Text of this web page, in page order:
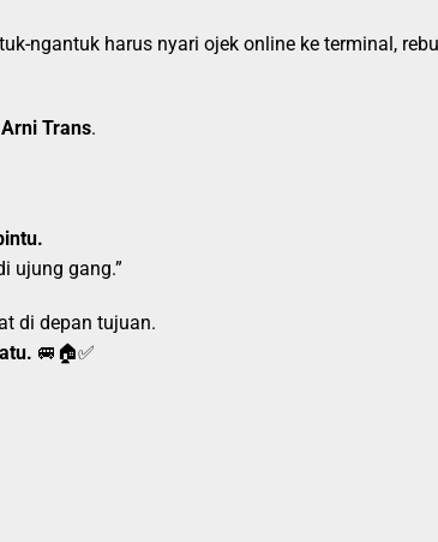
ngantuk harus nyari ojek online ke terminal,
Arni Trans.
ujung gang.”
di depan tujuan.
🚐🏠✅